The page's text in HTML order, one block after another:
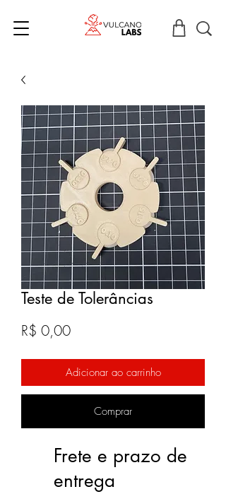
Teste de Tolerâncias
R$ 0,00Preço
Adicionar ao carrinho
Comprar
Frete e prazo de
entrega